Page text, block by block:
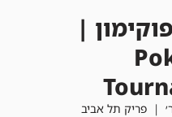
|
  |
פריק תל אביב